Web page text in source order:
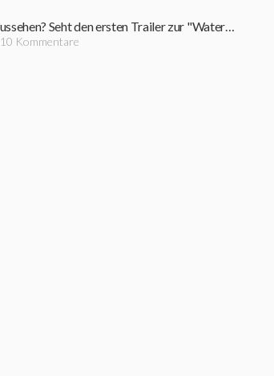
Soll das so aussehen? Seht den ersten Trailer zur "Watership Down"-Serie
10 Kommentare